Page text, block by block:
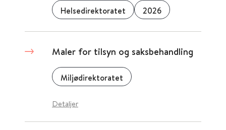
Helsedirektoratet 2026
Maler for tilsyn og saksbehandling
Miljødirektoratet
Detaljer